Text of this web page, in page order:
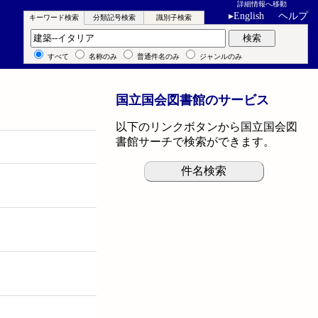
詳細情報へ移動
▸English ヘルプ
キーワード検索 分類記号検索 識別子検索
キーワード検索 検索
すべて 名称のみ 普通件名のみ ジャンルのみ
国立国会図書館のサービス
以下のリンクボタンから国立国会図
書館サーチで検索ができます。
件名検索